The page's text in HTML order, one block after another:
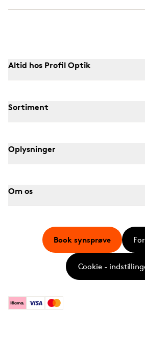
Altid hos Profil Optik
Sortiment
Oplysninger
Om os
KlarnaVisa Mastercard
Book synsprøve
Cookie -